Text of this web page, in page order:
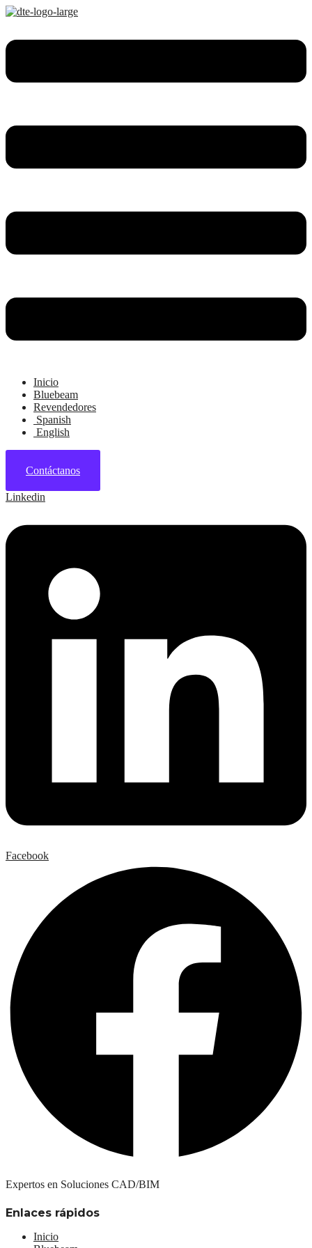
Inicio
Bluebeam
Revendedores
Spanish
English
Contáctanos
Linkedin
Facebook
Expertos en Soluciones CAD/BIM
Enlaces rápidos
Inicio